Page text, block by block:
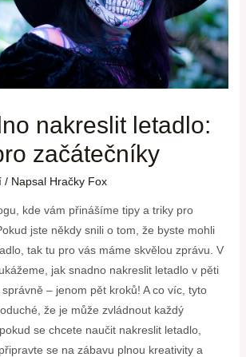
nakreslit letadlo:
začátečníky
/ Napsal Hračky Fox
kde vám přinášíme tipy a triky pro
jste někdy snili o tom, že byste mohli
tak tu pro vás máme skvělou zprávu. V
jak snadno nakreslit letadlo v pěti
– jenom pět kroků! A co víc, tyto
že je může zvládnout každý
se chcete naučit nakreslit letadlo,
se na zábavu plnou kreativity a